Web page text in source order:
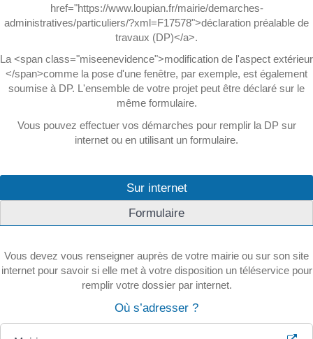
href="https://www.loupian.fr/mairie/demarches-
administratives/particuliers/?xml=F17578">déclaration préalable de
travaux (DP)</a>.
La <span class="miseenevidence">modification de l'aspect extérieur
</span>comme la pose d'une fenêtre, par exemple, est également
soumise à DP. L'ensemble de votre projet peut être déclaré sur le
même formulaire.
Vous pouvez effectuer vos démarches pour remplir la DP sur
internet ou en utilisant un formulaire.
Sur internet
Formulaire
Vous devez vous renseigner auprès de votre mairie ou sur son site
internet pour savoir si elle met à votre disposition un téléservice pour
remplir votre dossier par internet.
Où s’adresser ?